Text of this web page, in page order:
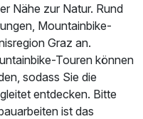
Nähe zur Natur. Rund
Mountainbike-
Graz an.
Touren können
sodass Sie die
entdecken. Bitte
ist das